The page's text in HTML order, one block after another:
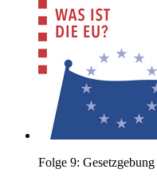
Folge 9: